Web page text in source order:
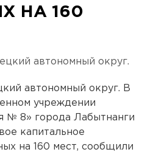
НА 160
автономный округ.
автономный округ. В
учреждении
№ 8» города Лабытнанги
капитальное
на 160 мест, сообщили